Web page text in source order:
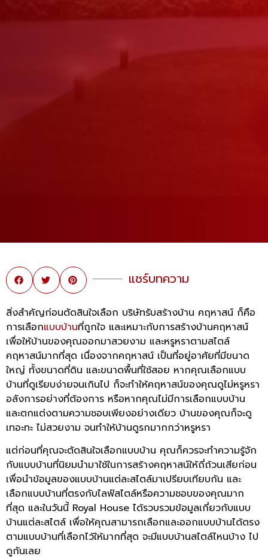
แชร์บทความ
สิ่งสำคัญก่อนตัดสินใจเลือก บริษัทรับสร้างบ้าน คฤหาสน์ ก็คือ
การเลือกแบบบ้านที่ถูกใจ และเหมาะกับการสร้างบ้านคฤหาสน์
เพื่อให้บ้านของคุณออกมาสวยงาม และหรูหราตามสไตล์
คฤหาสน์มากที่สุด เนื่องจากคฤหาสน์ เป็นที่อยู่อาศัยที่มีขนาด
ใหญ่ ทั้งขนาดที่ดิน และขนาดพื้นที่ใช้สอย หากคุณเลือกแบบ
บ้านที่ดูเรียบง่ายจนเกินไป ก็จะทำให้คฤหาสน์ของคุณดูไม่หรูหรา
อลังการอย่างที่ต้องการ หรือหากคุณไม่มีการเลือกแบบบ้าน
และตกแต่งตามความชอบเพียงอย่างเดียว บ้านของคุณก็จะดู
เทอะทะ ไม่สวยงาม จนทำให้บ้านดูรกมากกว่าหรูหรา
แต่ก่อนที่คุณจะตัดสินใจเลือกแบบบ้าน คุณก็ควรจะทำความรู้จัก
กับแบบบ้านที่นิยมนำมาใช้ในการสร้างคฤหาสน์ให้ถี่ถ้วนเสียก่อน
เพื่อนำข้อมูลของแบบบ้านแต่ละสไตล์มาเปรียบเทียบกัน และ
เลือกแบบบ้านที่ตรงกับไลฟ์สไตล์หรือความชอบของคุณมาก
ที่สุด และในวันนี้ Royal House ได้รวบรวมข้อมูลเกี่ยวกับแบบ
บ้านแต่ละสไตล์ เพื่อให้คุณสามารถเลือกและออกแบบบ้านได้ตรง
ตามแบบบ้านที่เลือกไว้ให้มากที่สุด จะมีแบบบ้านสไตล์ไหนบ้าง ไป
ดูกันเลย